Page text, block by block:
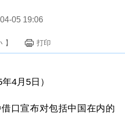
05 19:06
】 打印
年4月5日）
口宣布对包括中国在内的